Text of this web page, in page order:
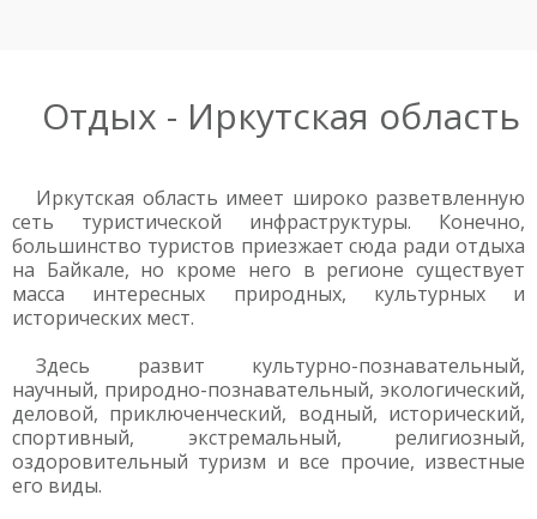
Отдых - Иркутская область
Иркутская область имеет широко разветвленную
сеть туристической инфраструктуры. Конечно,
большинство туристов приезжает сюда ради отдыха
на Байкале, но кроме него в регионе существует
масса интересных природных, культурных и
исторических мест.
Здесь развит культурно-познавательный,
научный, природно-познавательный, экологический,
деловой, приключенческий, водный, исторический,
спортивный, экстремальный, религиозный,
оздоровительный туризм и все прочие, известные
его виды.